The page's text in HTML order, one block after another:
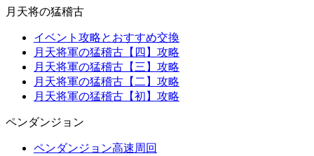
月天将の猛稽古
イベント攻略とおすすめ交換
月天将軍の猛稽古【四】攻略
月天将軍の猛稽古【三】攻略
月天将軍の猛稽古【二】攻略
月天将軍の猛稽古【初】攻略
ペンダンジョン
ペンダンジョン高速周回